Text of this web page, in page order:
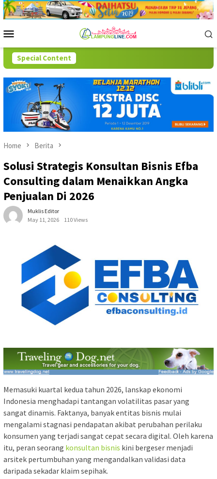
Skip
to
Menu
Special Content
Home Berita
Solusi Strategis Konsultan Bisnis Efba
Consulting dalam Menaikkan Angka
Penjualan Di 2026
Muklis Editor
May 11, 2026
110 Views
Memasuki kuartal kedua tahun 2026, lanskap ekonomi
Indonesia menghadapi tantangan volatilitas pasar yang
sangat dinamis. Faktanya, banyak entitas bisnis mulai
mengalami stagnasi pendapatan akibat perubahan perilaku
konsumen yang terjadi sangat cepat secara digital. Oleh karena
itu, peran seorang konsultan bisnis kini bergeser menjadi
arsitek pertumbuhan yang mengandalkan validasi data
daripada sekadar klaim sepihak.